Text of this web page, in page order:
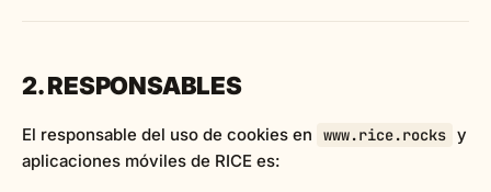
2. RESPONSABLES
El responsable del uso de cookies en www.rice.rocks y
aplicaciones móviles de RICE es: